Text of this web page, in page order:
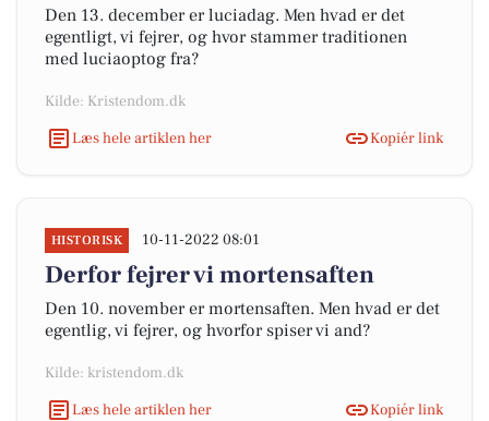
Den 13. december er luciadag. Men hvad er det
egentligt, vi fejrer, og hvor stammer traditionen
med luciaoptog fra?
Kilde: Kristendom.dk
Læs hele artiklen her
Kopiér link
HISTORISK 10-11-2022 08:01
Derfor fejrer vi mortensaften
Den 10. november er mortensaften. Men hvad er det
egentlig, vi fejrer, og hvorfor spiser vi and?
Kilde: kristendom.dk
Læs hele artiklen her
Kopiér link